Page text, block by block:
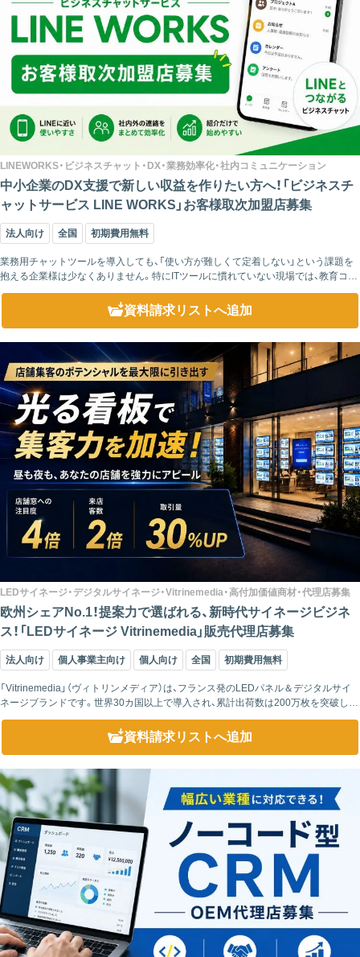
LINEWORKS・ビジネスチャット・DX・業務効率化・社内コミュニケーション
中小企業のDX支援で新しい収益を作りたい方へ！「ビジネスチ
ャットサービス LINE WORKS」お客様取次加盟店募集
法人向け 全国 初期費用無料
業務用チャットツールを導入しても、「使い方が難しくて定着しない」という課題を
抱える企業様は少なくありません。特にITツールに慣れていない現場では、教育コス
トや操作説明の負担が大きくなり、結果的に活用されなくなってしまうケースもあ
資料請求リストへ追加
LEDサイネージ・デジタルサイネージ・Vitrinemedia・高付加価値商材・代理店募集
欧州シェアNo.1！提案力で選ばれる、新時代サイネージビジネ
ス！「LEDサイネージ Vitrinemedia」販売代理店募集
法人向け 個人事業主向け 個人向け 全国 初期費用無料
「Vitrinemedia」（ヴィトリンメディア）は、フランス発のLEDパネル＆デジタルサイ
ネージブランドです。世界30カ国以上で導入され、累計出荷数は200万枚を突破して
います。ヨーロッパでは高いシェアを持ち、不動産業界を中心に広く活...
資料請求リストへ追加